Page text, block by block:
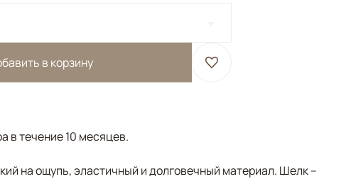
в корзину
в течение 10 месяцев.
на ощупь, эластичный и долговечный материал. Шелк –